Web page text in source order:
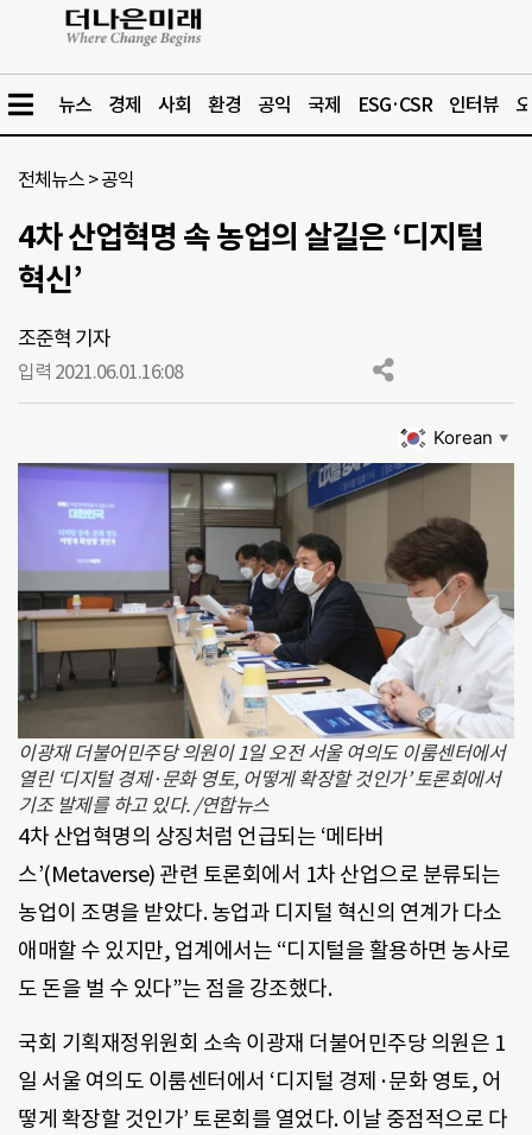
뉴스 경제 사회 환경 공익 국제 ESG·CSR 인터뷰
전체뉴스 >공익
4차 산업혁명 속 농업의 살길은 ‘디지털
혁신’
조준혁 기자
입력 2021.06.01.16:08
Korean ▼
이광재 더불어민주당 의원이 1일 오전 서울 여의도 이룸센터에서
열린 ‘디지털 경제·문화 영토, 어떻게 확장할 것인가’ 토론회에서
기조 발제를 하고 있다. /연합뉴스
4차 산업혁명의 상징처럼 언급되는 ‘메타버
스’(Metaverse) 관련 토론회에서 1차 산업으로 분류되는
농업이 조명을 받았다. 농업과 디지털 혁신의 연계가 다소
애매할 수 있지만, 업계에서는 “디지털을 활용하면 농사로
도 돈을 벌 수 있다”는 점을 강조했다.
국회 기획재정위원회 소속 이광재 더불어민주당 의원은 1
일 서울 여의도 이룸센터에서 ‘디지털 경제·문화 영토, 어
떻게 확장할 것인가’ 토론회를 열었다. 이날 중점적으로 다